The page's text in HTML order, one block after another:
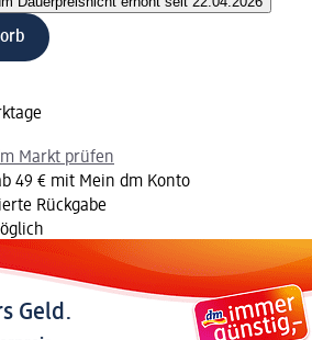
Markt prüfen
49 € mit Mein dm Konto
Rückgabe
Geld.